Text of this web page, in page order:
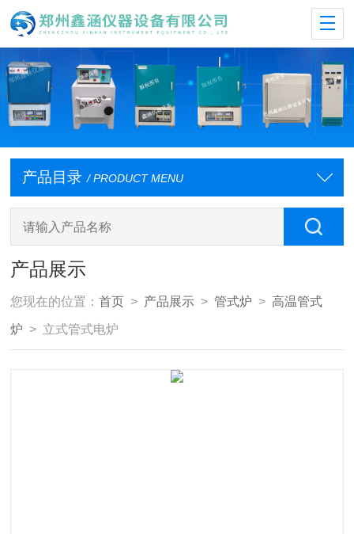
产品目录 / PRODUCT MENU
产品展示
您现在的位置：首页 > 产品展示 >管式炉 >高温管式
炉 > 立式管式电炉